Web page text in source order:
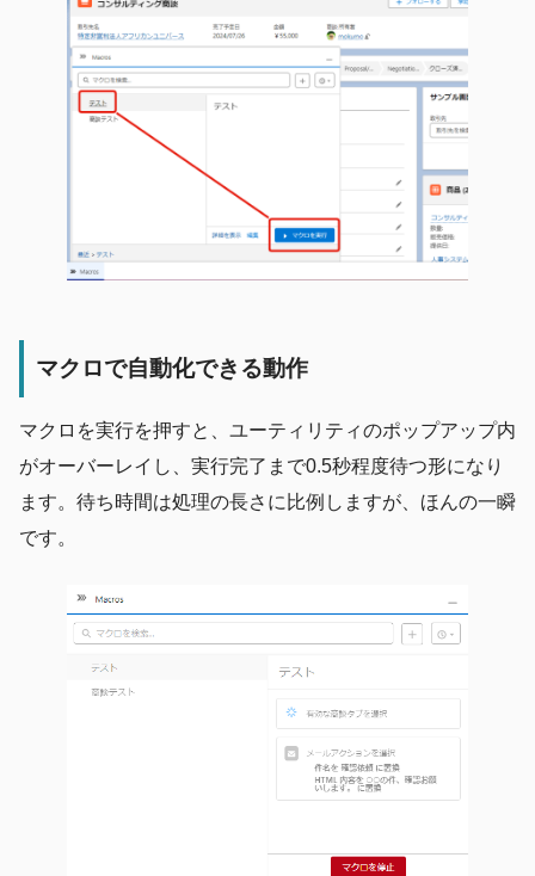
マクロで自動化できる動作
マクロを実行を押すと、ユーティリティのポップアップ内
がオーバーレイし、実行完了まで0.5秒程度待つ形になり
ます。待ち時間は処理の長さに比例しますが、ほんの一瞬
です。